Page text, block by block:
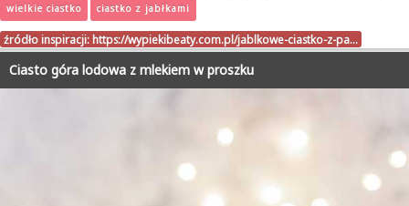
wielkie ciastko ciastko z jabłkami
źródło inspiracji: https://wypiekibeaty.com.pl/jablkowe-ciastko-z-pa…
Ciasto góra lodowa z mlekiem w proszku